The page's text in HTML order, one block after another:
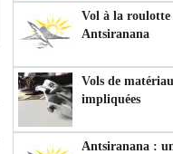
Vol à la roulotte
Antsiranana
Vols de
impliquées
Antsiranana :